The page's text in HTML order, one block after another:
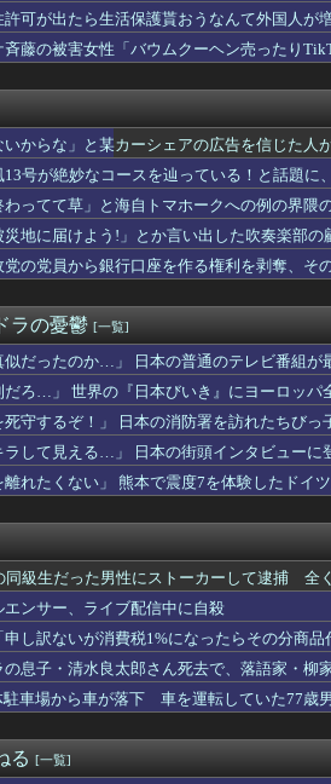
上位大学に進学した結果w
だが…
イター、グラビアが可愛すぎるwwww“虫博
スト6に可愛すぎるフィリピン人キャラ実装！
んの正体ｗｗ
債務超過
が医療提供開始、診察と薬剤処方…被災者向
員に止められるｗ【乃木坂46】
金圧がやばすぎて不評になるwwwwwwwwww
番お寿司が美味しいと思うスーパー】1位が
経営者が従業員に半年以上給料未払いした
…」→居酒屋での悪ノリが原因で、なぜか
人はマニュアルを暗記して機械のように繰り
り方は強引だ！」支持率下落の理由を指摘 →
いたんだろうと思うこと
志望にした。それを担任に伝えたら「お前
です。超ミニです。ルーズです。下着はテ
の可愛い女の子以外には挨拶をしない
大腸癌になってしまいました。肝臓に転移
タセンター建設へ 総事業費2兆円、UAEが
りぴ（12）、最新の姿に「痩せすぎ」「大
を貼った。それを「キスマークを隠してる」
業した」ﾊﾟｼｬｯ←600万いいね
飼登録】
貯めたのにガンで死ぬかも。もっと素直に
したわ
やることは先ずパンレスだ。
駆け上がるヒルクライムレース『Classic...
今後も堅持していく」の表現削除
プでも下皿はガッチガチがデフォ」←マジで
と判明
ルセリーノは登録抹消されず
許可が出たら生活保護貰おうなんて外国人が
斉藤の被害女性「バウムクーヘン売ったり
いからな」と某カーシェアの広告を信じた
13号が絶妙なコースを辿っている！と話題
わってて草」と海自トマホークへの例の界
災地に届けよう!」とか言い出した吹奏楽部
党の党員から銀行口座を作る権利を剥奪、
ラの憂鬱 [一覧]
だったのか…」 日本の普通のテレビ番組が
だろ…」 世界の『日本びいき』にヨーロッパ
守するぞ！」 日本の消防署を訪れたちびっ
して見える…」 日本の街頭インタビューに
れたくない」 熊本で震度7を体験したドイ
同級生だった男性にストーカーして逮捕 全
エンサー、ライブ配信中に自殺
し訳ないが消費税1%になったらその分商
の息子・清水良太郎さん死去で、落語家・
駐車場から車が落下 車を運転していた77
る [一覧]